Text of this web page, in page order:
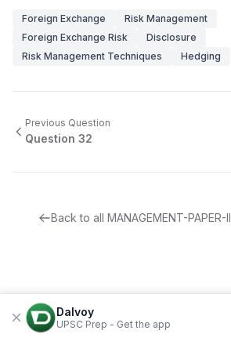
Foreign Exchange
Risk Management
Foreign Exchange Risk
Disclosure
Risk Management Techniques
Hedging
Previous Question
Question 32
Back to all MANAGEMENT-PAPER-II
Dalvoy
UPSC Prep - Get the app